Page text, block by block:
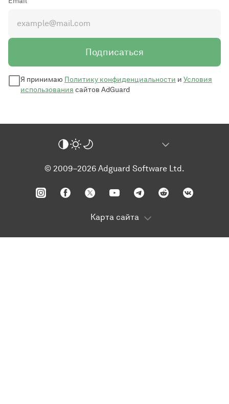
Подписаться
Я принимаю Политику конфиденциальности и Условия
использования сайтов AdGuard
© 2009–2026 Adguard Software Ltd.
Карта сайта